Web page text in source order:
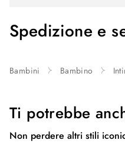
Spedizione e
Bambini Bambino
Ti potrebbe
Non perdere altri stili